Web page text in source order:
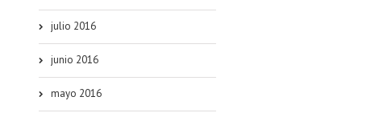
julio 2016
junio 2016
mayo 2016